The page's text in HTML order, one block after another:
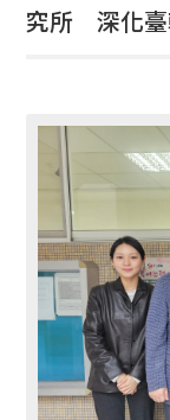
究所 深化臺